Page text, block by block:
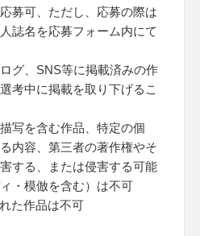
募可、ただし、応募の際は
誌名を応募フォーム内にて
グ、SNS等に掲載済みの作
考中に掲載を取り下げるこ
写を含む作品、特定の個
内容、第三者の著作権やそ
する、または侵害する可能
・模倣を含む）は不可
た作品は不可